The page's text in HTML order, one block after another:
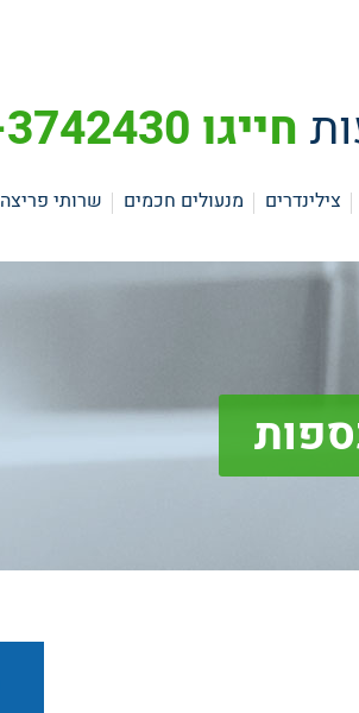
חייגו 073-3742430
צילינדרים מנעולים חכמים שרותי פריצה